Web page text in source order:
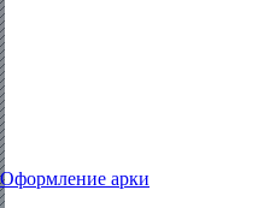
Оформление арки